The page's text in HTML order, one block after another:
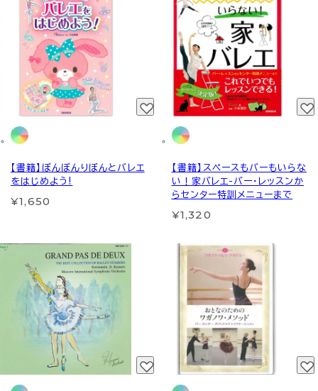
【書籍】ぼんぼんりぼんとバレエ
をはじめよう!
¥1,650
【書籍】スペースもバーもいらな
い！家バレエ-バー・レッスンか
らセンター特訓メニューまで
¥1,320